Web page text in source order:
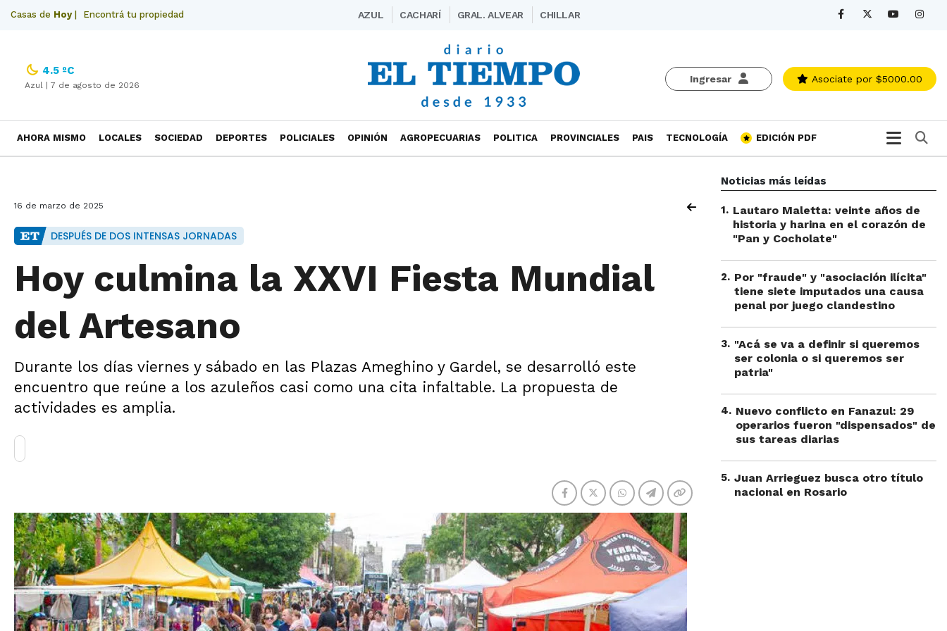
Casas de Hoy| Encontrá tu propiedad AZUL CACHARÍ GRAL. ALVEAR CHILLAR
Ingresar Asociate por $5000.00
4.5 ºC
Azul | 7 de agosto de 2026
AHORA MISMO LOCALES SOCIEDAD DEPORTES POLICIALES OPINIÓN AGROPECUARIAS POLITICA PROVINCIALES PAIS TECNOLOGÍA EDICIÓN PDF
16 de marzo de 2025
DESPUÉS DE DOS INTENSAS JORNADAS
Hoy culmina la XXVI Fiesta Mundial
del Artesano
Durante los días viernes y sábado en las Plazas Ameghino y Gardel, se desarrolló este
encuentro que reúne a los azuleños casi como una cita infaltable. La propuesta de
actividades es amplia.
Noticias más leídas
1. Lautaro Maletta: veinte años de
historia y harina en el corazón de
"Pan y Cocholate"
2. Por "fraude" y "asociación ilícita"
tiene siete imputados una causa
penal por juego clandestino
3. "Acá se va a definir si queremos
ser colonia o si queremos ser
patria"
4. Nuevo conflicto en Fanazul: 29
operarios fueron "dispensados" de
sus tareas diarias
5. Juan Arrieguez busca otro título
nacional en Rosario